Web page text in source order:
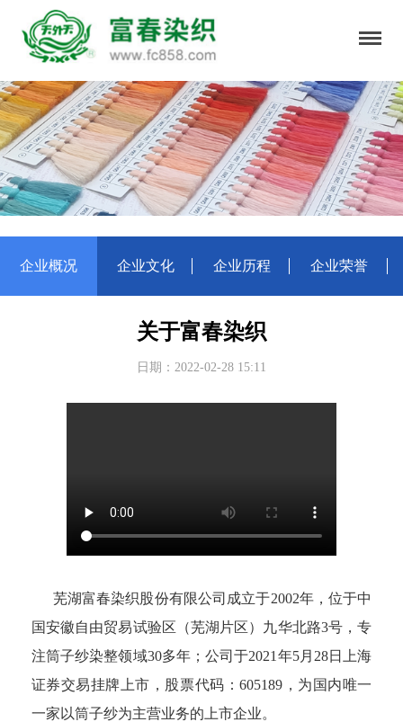
企业概况 企业文化 企业历程 企业荣誉
关于富春染织
日期：2022-02-28 15:11
芜湖富春染织股份有限公司成立于2002年，位于中
国安徽自由贸易试验区（芜湖片区）九华北路3号，专
注筒子纱染整领域30多年；公司于2021年5月28日上海
证券交易挂牌上市，股票代码：605189，为国内唯一
一家以筒子纱为主营业务的上市企业。